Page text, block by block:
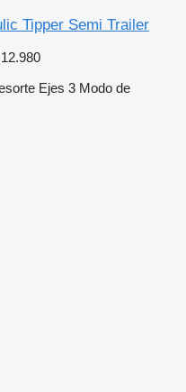
Tipper Semi Trailer
Ejes 3 Modo de